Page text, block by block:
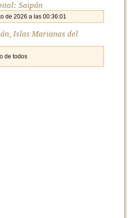
Saipán
de 2026 a las 00:36:01
Islas Marianas del
de todos